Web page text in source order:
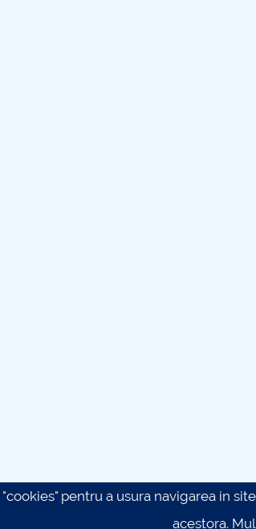
pentru a usura navigarea in
acestora.